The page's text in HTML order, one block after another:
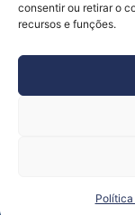
consentir ou retirar o
recursos e funções.